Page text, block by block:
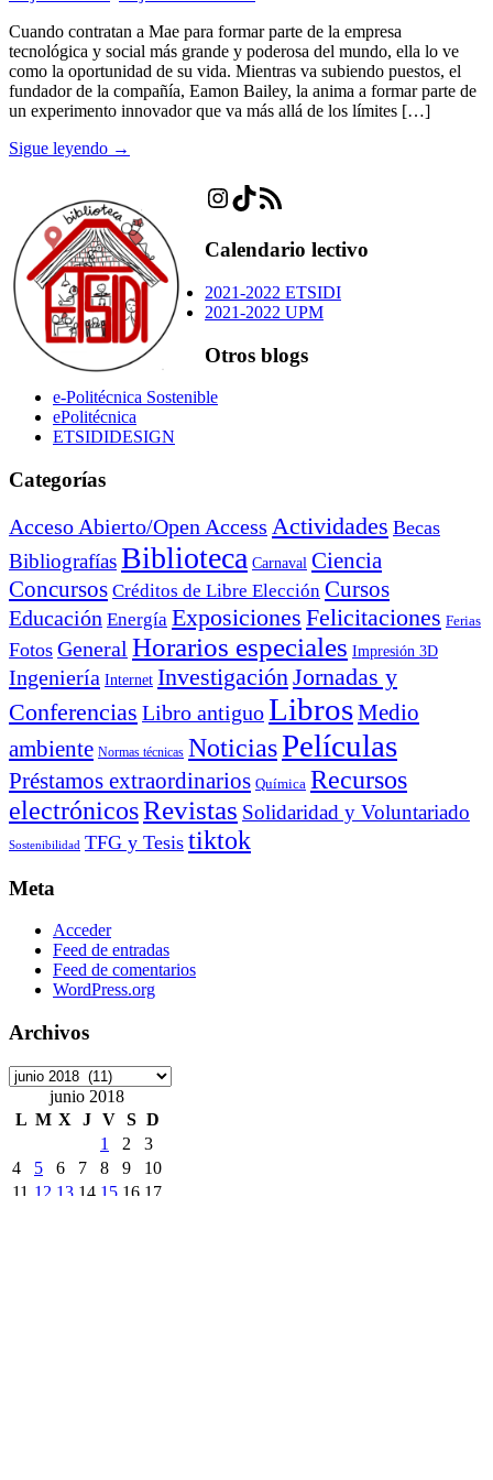
Cuando contratan a Mae para formar parte de la empresa
tecnológica y social más grande y poderosa del mundo, ella lo ve
como la oportunidad de su vida. Mientras va subiendo puestos, el
fundador de la compañía, Eamon Bailey, la anima a formar parte de
un experimento innovador que va más allá de los límites […]
Sigue leyendo →
Instagram
TikTok
Feed RSS
Calendario lectivo
2021-2022 ETSIDI
2021-2022 UPM
Otros blogs
e-Politécnica Sostenible
ePolitécnica
ETSIDIDESIGN
Categorías
Acceso Abierto/Open Access Actividades Becas
BibliografíasBiblioteca Carnaval Ciencia
Concursos Créditos de Libre Elección Cursos
Educación Energía Exposiciones Felicitaciones Ferias
Fotos General Horarios especiales Impresión 3D
Ingeniería Internet Investigación Jornadas y
Conferencias Libro antiguoLibrosMedio
ambiente Normas técnicas NoticiasPelículas
Préstamos extraordinarios Química Recursos
electrónicosRevistas Solidaridad y Voluntariado
Sostenibilidad TFG y Tesis tiktok
Meta
Acceder
Feed de entradas
Feed de comentarios
WordPress.org
Archivos
Archivos
junio 2018
L M X J V S D
1
2
3
4
5 6 7 8 9
10
11 12 13 14 15 16 17